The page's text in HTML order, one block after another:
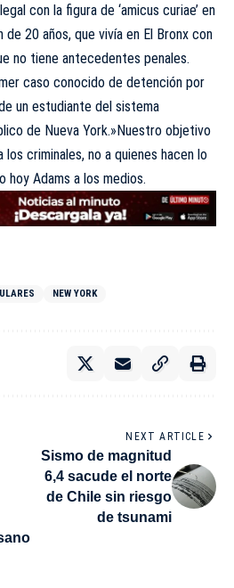
con la figura de ‘amicus curiae’ en
de 20 años, que vivía en El Bronx con
no tiene antecedentes penales.
caso conocido de detención por
un estudiante del sistema
de Nueva York.»Nuestro objetivo
los criminales, no a quienes hacen lo
hoy Adams a los medios.
NEW YORK
NEXT ARTICLE
Sismo de magnitud
6,4 sacude el norte
de Chile sin riesgo
de tsunami